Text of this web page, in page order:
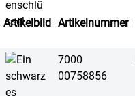
Artikelbild Artikelnummer
7000
00758856